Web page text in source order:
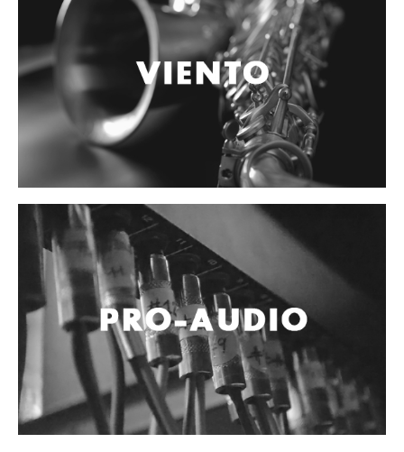
Vientos
Micrófonos
Mano alámbrico
Instrumento alámbrico
Inalámbrico de mano
Inalámbrico diadema y solapa
Inalámbrico para instrumento
Estudio
Corro y escenario
Instalaciones
Cámara, computadora y celular
Pedestales y soportes
Accesorios
Cables